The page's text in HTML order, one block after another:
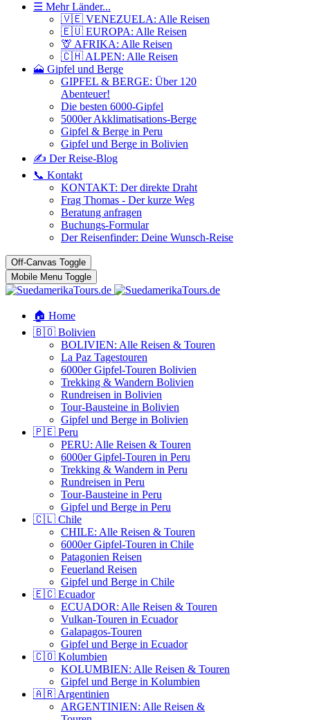
☰ Mehr Länder...
🇻🇪 VENEZUELA: Alle Reisen
🇪🇺 EUROPA: Alle Reisen
🦒 AFRIKA: Alle Reisen
🇨🇭 ALPEN: Alle Reisen
🗻 Gipfel und Berge
GIPFEL & BERGE: Über 120
Abenteuer!
Die besten 6000-Gipfel
5000er Akklimatisations-Berge
Gipfel & Berge in Peru
Gipfel und Berge in Bolivien
✍️ Der Reise-Blog
📞 Kontakt
KONTAKT: Der direkte Draht
Frag Thomas - Der kurze Weg
Beratung anfragen
Buchungs-Formular
Der Reisenfinder: Deine Wunsch-Reise
Off-Canvas Toggle
Mobile Menu Toggle
🏠 Home
🇧🇴 Bolivien
BOLIVIEN: Alle Reisen & Touren
La Paz Tagestouren
6000er Gipfel-Touren Bolivien
Trekking & Wandern Bolivien
Rundreisen in Bolivien
Tour-Bausteine in Bolivien
Gipfel und Berge in Bolivien
🇵🇪 Peru
PERU: Alle Reisen & Touren
6000er Gipfel-Touren in Peru
Trekking & Wandern in Peru
Rundreisen in Peru
Tour-Bausteine in Peru
Gipfel und Berge in Peru
🇨🇱 Chile
CHILE: Alle Reisen & Touren
6000er Gipfel-Touren in Chile
Patagonien Reisen
Feuerland Reisen
Gipfel und Berge in Chile
🇪🇨 Ecuador
ECUADOR: Alle Reisen & Touren
Vulkan-Touren in Ecuador
Galapagos-Touren
Gipfel und Berge in Ecuador
🇨🇴 Kolumbien
KOLUMBIEN: Alle Reisen & Touren
Gipfel und Berge in Kolumbien
🇦🇷 Argentinien
ARGENTINIEN: Alle Reisen &